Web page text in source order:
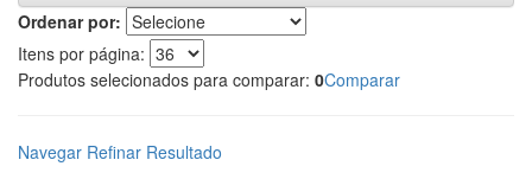
Ordenar por:
Itens por página:
Produtos selecionados para comparar: 0Comparar
Navegar Refinar Resultado